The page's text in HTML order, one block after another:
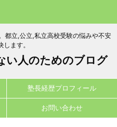
都立,公立,私立高校受験の悩みや不安
します。
い人のためのブログ
塾長経歴プロフィール
お問い合わせ